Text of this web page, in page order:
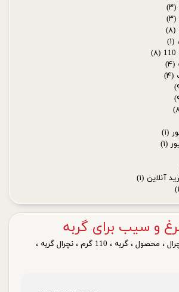
و سیب برای گربه
، محصول ،گربه ، 110 گرم ،نچرال گربه ،
(۳)
(۳)
(۸)
(۱)
(۸)
(۴)
(۴)
(۱)
(۱)
آنلاین (۱)